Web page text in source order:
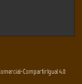
CompartirIgual 4.0